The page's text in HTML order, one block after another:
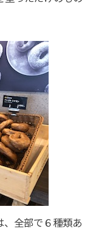
、全部で６種類あ